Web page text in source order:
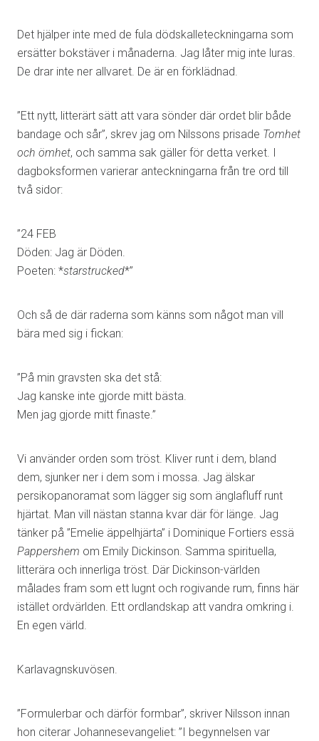
Det hjälper inte med de fula dödskalleteckningarna som
ersätter bokstäver i månaderna. Jag låter mig inte luras.
De drar inte ner allvaret. De är en förklädnad.
”Ett nytt, litterärt sätt att vara sönder där ordet blir både
bandage och sår”, skrev jag om Nilssons prisade Tomhet
och ömhet, och samma sak gäller för detta verket. I
dagboksformen varierar anteckningarna från tre ord till
två sidor:
”24 FEB
Döden: Jag är Döden.
Poeten: *starstrucked*”
Och så de där raderna som känns som något man vill
bära med sig i fickan:
”På min gravsten ska det stå:
Jag kanske inte gjorde mitt bästa.
Men jag gjorde mitt finaste.”
Vi använder orden som tröst. Kliver runt i dem, bland
dem, sjunker ner i dem som i mossa. Jag älskar
persikopanoramat som lägger sig som änglafluff runt
hjärtat. Man vill nästan stanna kvar där för länge. Jag
tänker på ”Emelie äppelhjärta” i Dominique Fortiers essä
Pappershem om Emily Dickinson. Samma spirituella,
litterära och innerliga tröst. Där Dickinson-världen
målades fram som ett lugnt och rogivande rum, finns här
istället ordvärlden. Ett ordlandskap att vandra omkring i.
En egen värld.
Karlavagnskuvösen.
”Formulerbar och därför formbar”, skriver Nilsson innan
hon citerar Johannesevangeliet: ”I begynnelsen var